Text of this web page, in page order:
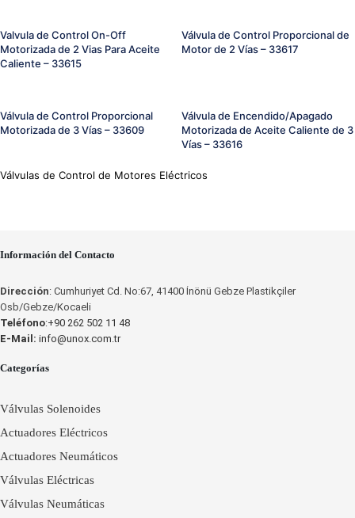
Valvula de Control On-Off
Motorizada de 2 Vias Para Aceite
Caliente – 33615
Válvula de Control Proporcional de
Motor de 2 Vías – 33617
Válvula de Control Proporcional
Motorizada de 3 Vías – 33609
Válvula de Encendido/Apagado
Motorizada de Aceite Caliente de 3
Vías – 33616
Válvulas de Control de Motores Eléctricos
Información del Contacto
Dirección: Cumhuriyet Cd. No:67, 41400 İnönü Gebze Plastikçiler
Osb/Gebze/Kocaeli
Teléfono:+90 262 502 11 48
E-Mail: info@unox.com.tr
Categorías
Válvulas Solenoides
Actuadores Eléctricos
Actuadores Neumáticos
Válvulas Eléctricas
Válvulas Neumáticas